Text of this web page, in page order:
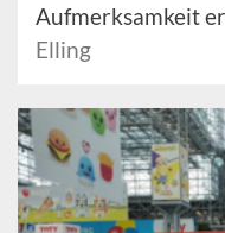
Aufmerksamkeit
Elling